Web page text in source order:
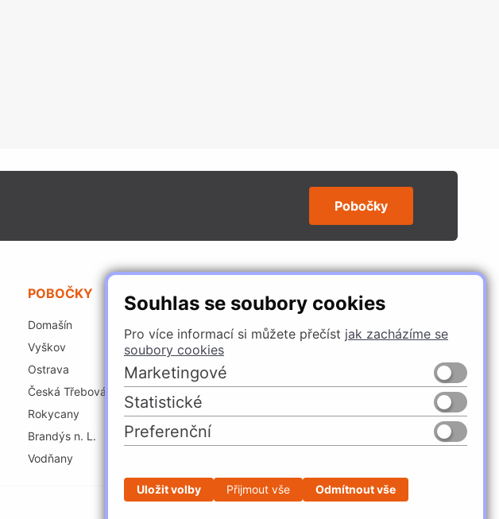
Souhlas se soubory cookies
Pro více informací si můžete přečíst jak zacházíme se
soubory cookies
Marketingové
Statistické
Preferenční
Uložit volby Přijmout vše Odmítnout vše
Pobočky
POBOČKY
Domašín
Vyškov
Ostrava
Česká Třebová
Rokycany
Brandýs n. L.
Vodňany
SLEDUJTE NÁS
Česko Slovensko